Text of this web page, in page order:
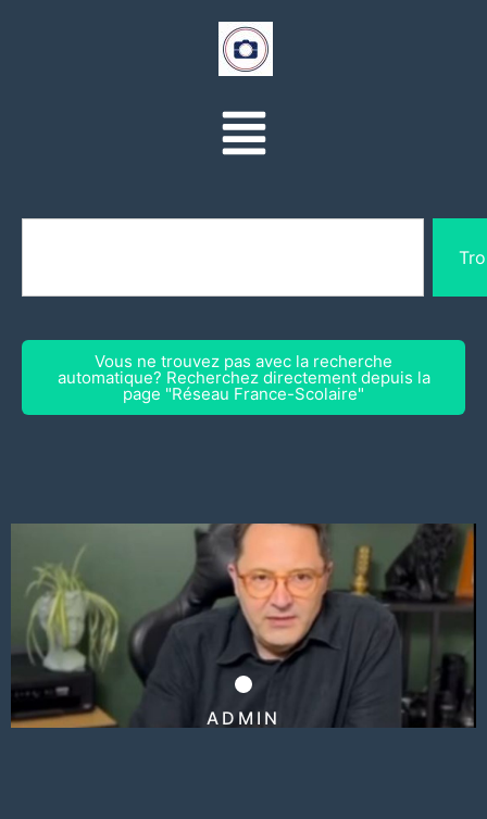
Vous ne trouvez pas avec la recherche
automatique? Recherchez directement depuis la
page "Réseau France-Scolaire"
ADMIN